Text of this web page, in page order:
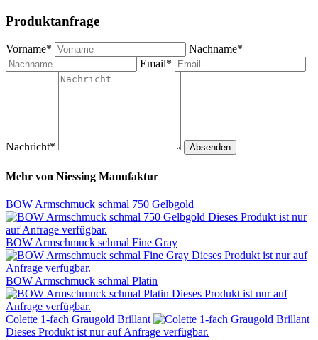
Produktanfrage
Vorname*
Nachname*
Email*
Nachricht* Absenden
Mehr von Niessing Manufaktur
BOW Armschmuck schmal 750 Gelbgold
Dieses Produkt ist nur
auf Anfrage verfügbar.
BOW Armschmuck schmal Fine Gray
Dieses Produkt ist nur auf
Anfrage verfügbar.
BOW Armschmuck schmal Platin
Dieses Produkt ist nur auf
Anfrage verfügbar.
Colette 1-fach Graugold Brillant
Dieses Produkt ist nur auf Anfrage verfügbar.